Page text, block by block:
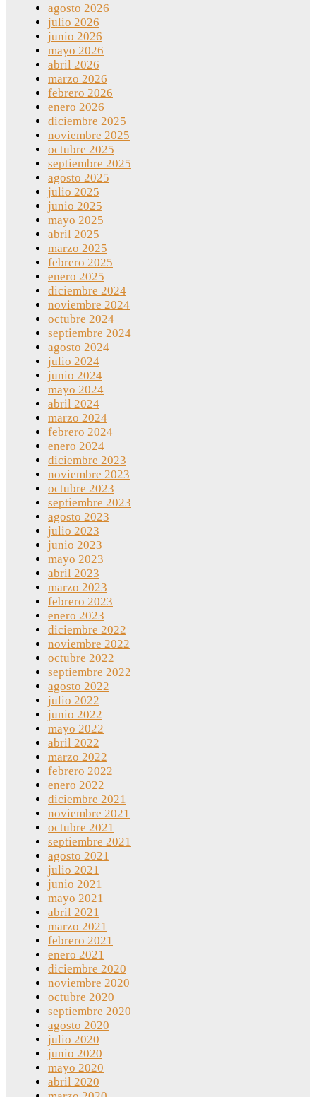
agosto 2026
julio 2026
junio 2026
mayo 2026
abril 2026
marzo 2026
febrero 2026
enero 2026
diciembre 2025
noviembre 2025
octubre 2025
septiembre 2025
agosto 2025
julio 2025
junio 2025
mayo 2025
abril 2025
marzo 2025
febrero 2025
enero 2025
diciembre 2024
noviembre 2024
octubre 2024
septiembre 2024
agosto 2024
julio 2024
junio 2024
mayo 2024
abril 2024
marzo 2024
febrero 2024
enero 2024
diciembre 2023
noviembre 2023
octubre 2023
septiembre 2023
agosto 2023
julio 2023
junio 2023
mayo 2023
abril 2023
marzo 2023
febrero 2023
enero 2023
diciembre 2022
noviembre 2022
octubre 2022
septiembre 2022
agosto 2022
julio 2022
junio 2022
mayo 2022
abril 2022
marzo 2022
febrero 2022
enero 2022
diciembre 2021
noviembre 2021
octubre 2021
septiembre 2021
agosto 2021
julio 2021
junio 2021
mayo 2021
abril 2021
marzo 2021
febrero 2021
enero 2021
diciembre 2020
noviembre 2020
octubre 2020
septiembre 2020
agosto 2020
julio 2020
junio 2020
mayo 2020
abril 2020